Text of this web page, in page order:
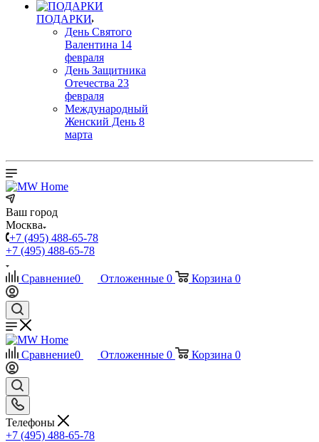
ПОДАРКИ
День Святого
Валентина 14
февраля
День Защитника
Отечества 23
февраля
Международный
Женский День 8
марта
Ваш город
Москва
+7 (495) 488-65-78
+7 (495) 488-65-78
Сравнение0 Отложенные 0 Корзина 0
Сравнение0 Отложенные 0 Корзина 0
Телефоны
+7 (495) 488-65-78